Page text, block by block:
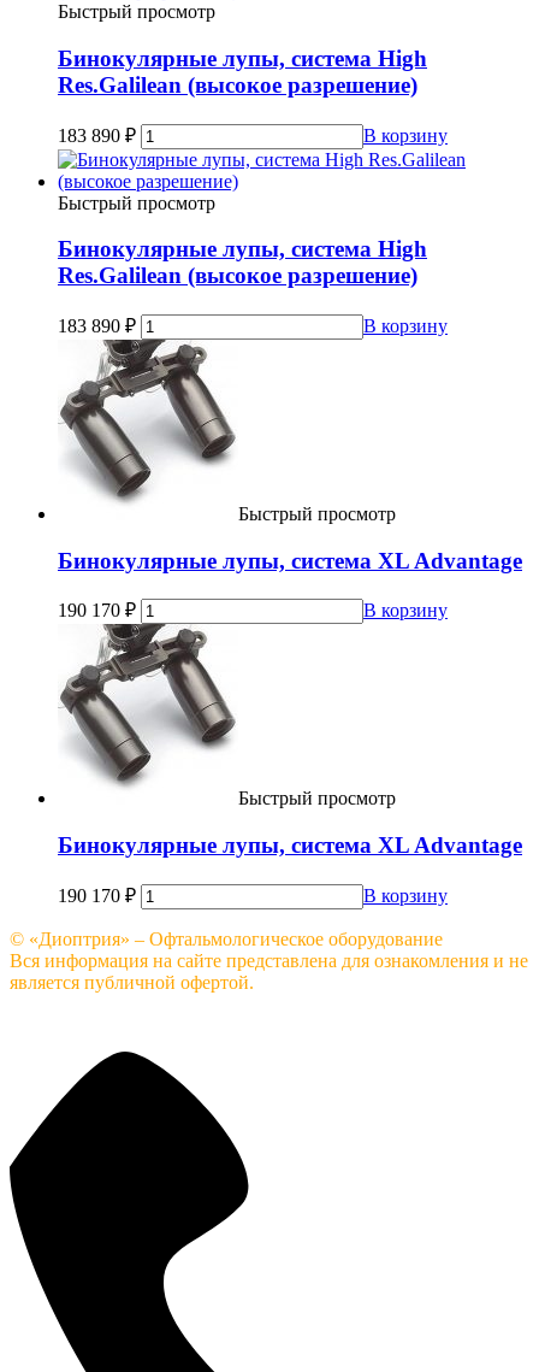
Быстрый просмотр
Бинокулярные лупы, система High
Res.Galilean (высокое разрешение)
183 890 ₽ В корзину
Быстрый просмотр
Бинокулярные лупы, система High
Res.Galilean (высокое разрешение)
183 890 ₽ В корзину
Быстрый просмотр
Бинокулярные лупы, система XL Advantage
190 170 ₽ В корзину
Быстрый просмотр
Бинокулярные лупы, система XL Advantage
190 170 ₽ В корзину
© «Диоптрия» – Офтальмологическое оборудование
Вся информация на сайте представлена для ознакомления и не
является публичной офертой.